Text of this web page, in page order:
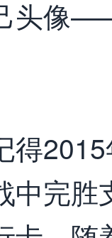
像
2015
中完